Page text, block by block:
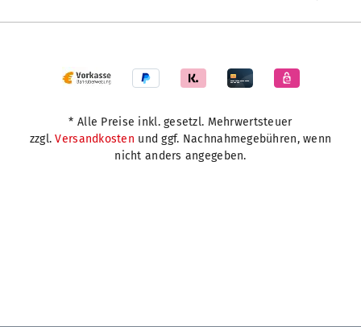
* Alle Preise inkl. gesetzl. Mehrwertsteuer
zzgl.Versandkosten und ggf. Nachnahmegebühren, wenn
nicht anders angegeben.